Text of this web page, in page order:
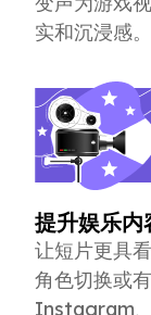
实和沉浸感。
提升娱乐内
让短片更具
角色切换或
Instagram、